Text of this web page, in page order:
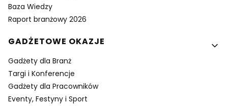
Baza Wiedzy
Raport branżowy 2026
GADŻETOWE OKAZJE
Gadżety dla Branż
Targi i Konferencje
Gadżety dla Pracowników
Eventy, Festyny i Sport